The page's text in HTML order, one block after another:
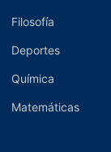
Filosofía
Deportes
Química
Matemáticas